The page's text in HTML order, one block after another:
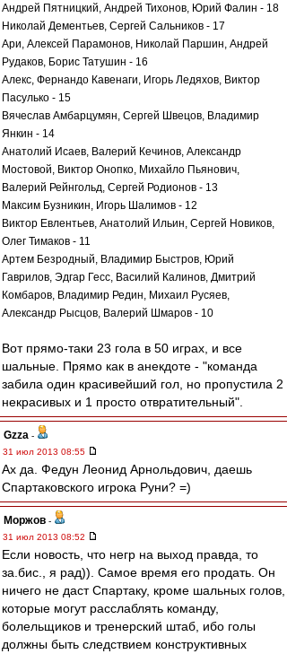
Андрей Пятницкий, Андрей Тихонов, Юрий Фалин - 18
Николай Дементьев, Сергей Сальников - 17
Ари, Алексей Парамонов, Николай Паршин, Андрей
Рудаков, Борис Татушин - 16
Алекс, Фернандо Кавенаги, Игорь Ледяхов, Виктор
Пасулько - 15
Вячеслав Амбарцумян, Сергей Швецов, Владимир
Янкин - 14
Анатолий Исаев, Валерий Кечинов, Александр
Мостовой, Виктор Онопко, Михайло Пьянович,
Валерий Рейнгольд, Сергей Родионов - 13
Максим Бузникин, Игорь Шалимов - 12
Виктор Евлентьев, Анатолий Ильин, Сергей Новиков,
Олег Тимаков - 11
Артем Безродный, Владимир Быстров, Юрий
Гаврилов, Эдгар Гесс, Василий Калинов, Дмитрий
Комбаров, Владимир Редин, Михаил Русяев,
Александр Рысцов, Валерий Шмаров - 10
Вот прямо-таки 23 гола в 50 играх, и все
шальные. Прямо как в анекдоте - "команда
забила один красивейший гол, но пропустила 2
некрасивых и 1 просто отвратительный".
Gzza -
31 июл 2013 08:55
Ах да. Федун Леонид Арнольдович, даешь
Спартаковского игрока Руни? =)
Моржов -
31 июл 2013 08:52
Если новость, что негр на выход правда, то
за.бис., я рад)). Самое время его продать. Он
ничего не даст Спартаку, кроме шальных голов,
которые могут расслаблять команду,
болельщиков и тренерский штаб, ибо голы
должны быть следствием конструктивных